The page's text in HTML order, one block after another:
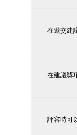
在遞交建
在建議獎
評審時可